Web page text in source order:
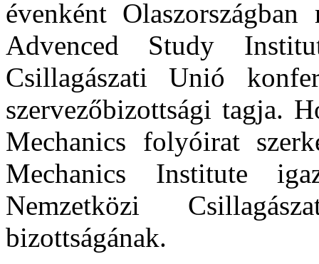
évenként
Advenced Study
Csillagászati Unió
szervezőbizottsági tagja.
Mechanics folyóirat
Mechanics Institute
Nemzetközi
bizottságának.